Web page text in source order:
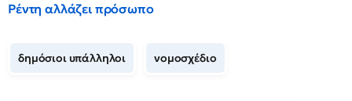
Ρέντη αλλάζει πρόσωπο
δημόσιοι υπάλληλοι νομοσχέδιο